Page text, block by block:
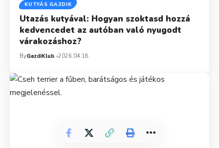
KUTYÁS GAZDIK
Utazás kutyával: Hogyan szoktasd hozzá
kedvencedet az autóban való nyugodt
várakozáshoz?
ByGazdiKlub 2026.04.18.